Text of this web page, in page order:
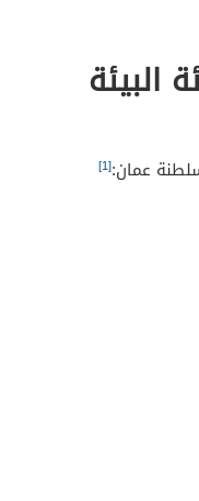
البيئة
عمان:[1]